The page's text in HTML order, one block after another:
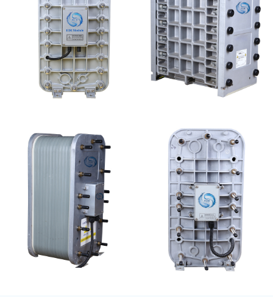
MK-TC50 EDI设备 MK-TC500 EDI模块
MK-TC50 EDI模块 GE EDI模块维修